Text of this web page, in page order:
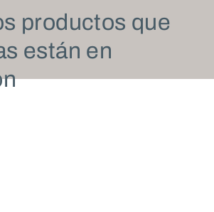
productos que
están en